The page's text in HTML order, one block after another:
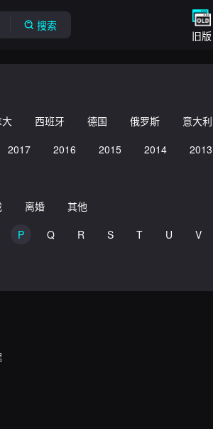
搜索
旧版
西班牙 德国 俄罗斯 意大利
2017 2016 2015 2014 2013
离婚
其他
P Q R S T U V